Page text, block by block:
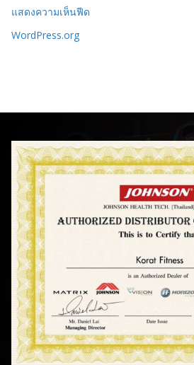
แสดงความเห็นฟีด
WordPress.org